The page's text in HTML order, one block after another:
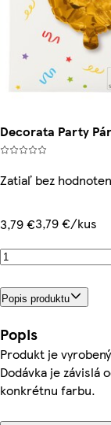
Decorata Party
Zatiaľ bez
3,79 €3,79 €/kus
Popis produktu
Popis
Produkt je
Dodávka je závislá
konkrétnu farbu.